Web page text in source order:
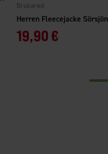
Herren Fleecejacke Sörsjön
Brokared
19,90 €